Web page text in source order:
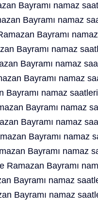
Bayramı namaz
Bayramı namaz
Bayramı
Bayramı namaz
Bayramı namaz
Bayramı namaz
Bayramı namaz saatleri
Bayramı namaz
Bayramı namaz
Bayramı namaz
Bayramı namaz
Ramazan Bayramı
Bayramı namaz
Bayramı namaz